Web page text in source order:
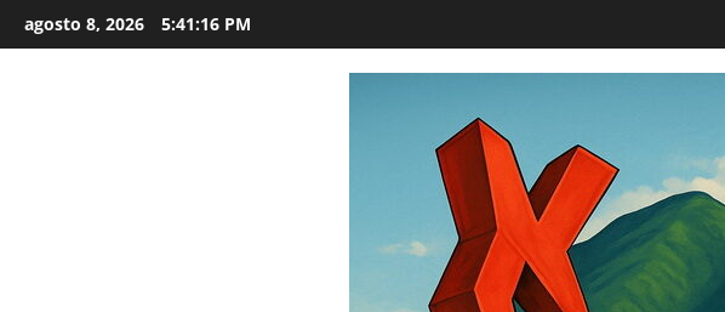
al
agosto 8, 2026 5:41:18 PM